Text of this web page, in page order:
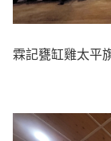
霖記甕缸雞太平